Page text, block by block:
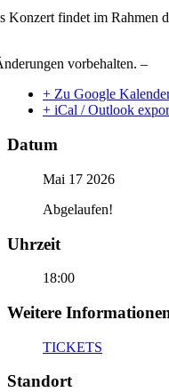
Konzert findet im Rahmen
vorbehalten. –
+ Zu Google
+ iCal / Outlook
Datum
Mai 17 2026
Abgelaufen!
Uhrzeit
18:00
Weitere
TICKETS
Standort